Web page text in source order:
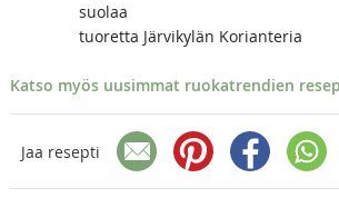
suolaa
tuoretta Järvikylän Korianteria
Katso myös uusimmat ruokatrendien
Jaa resepti